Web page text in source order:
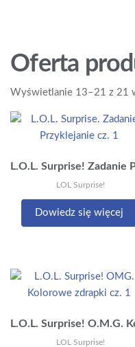
Oferta
Wyświetlanie 13–21 z 21
LOL Surprise!
Dowiedz się więcej
LOL Surprise!